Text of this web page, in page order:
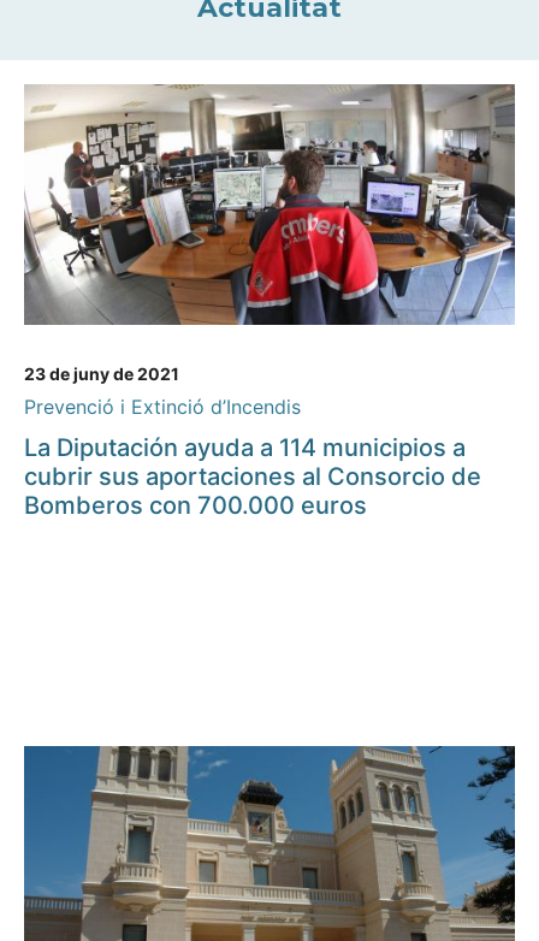
Actualitat
23 de juny de 2021
Prevenció i Extinció d’Incendis
La Diputación ayuda a 114 municipios a
cubrir sus aportaciones al Consorcio de
Bomberos con 700.000 euros